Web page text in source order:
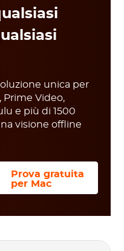
unica per
Prime Video,
e più di 1500
visione offline
Prova gratuita
per Mac